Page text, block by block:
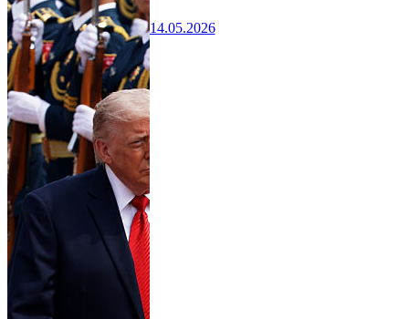
14.05.2026